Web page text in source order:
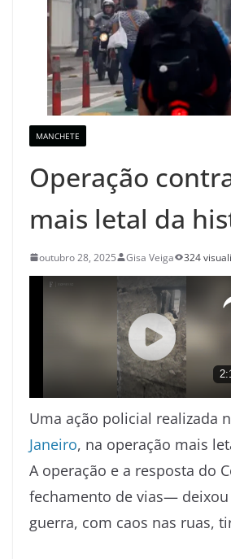
MANCHETE
Operação
mais letal da
outubro 28, 2025 Gisa Veiga 324
Uma ação policial realizada
Janeiro, na operação mais
A operação e a resposta do
fechamento de vias—
guerra, com caos nas ruas,